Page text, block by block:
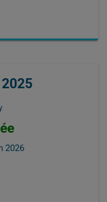
2025
2026